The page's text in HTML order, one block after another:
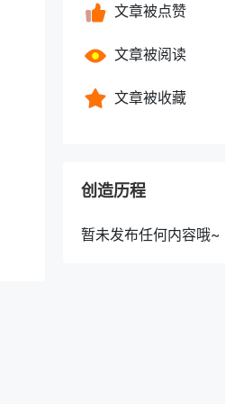
文章被点赞
文章被阅读
文章被收藏
创造历程
暂未发布任何内容哦~